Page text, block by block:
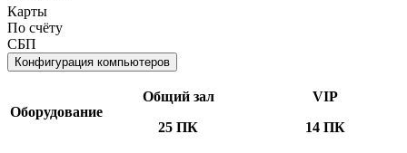
Карты
По счёту
СБП
Конфигурация компьютеров
Оборудование
Общий зал
25 ПК
VIP
14 ПК